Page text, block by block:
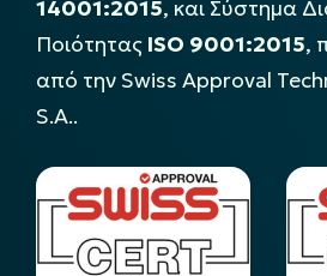
14001:2015, και Σύστημα
Ποιότητας ISO 9001:2015,
από την Swiss Approval
S.A..